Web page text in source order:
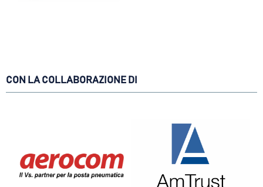
CON LA COLLABORAZIONE DI